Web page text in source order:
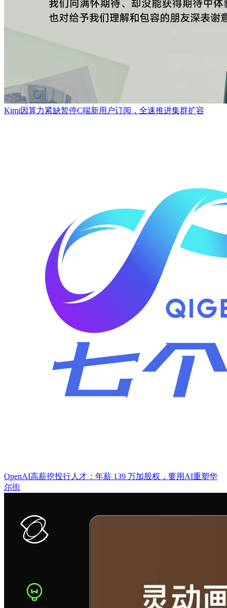
Kimi因算力紧缺暂停C端新用户订阅，全速推进集群扩容
OpenAI高薪挖投行人才：年薪 139 万加股权，要用AI重塑华
尔街